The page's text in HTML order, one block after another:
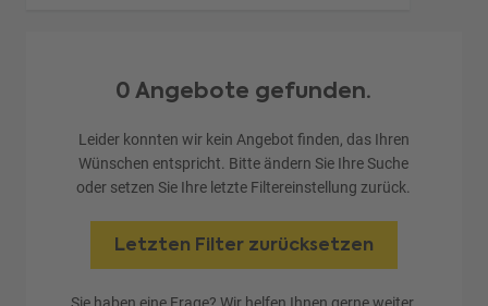
0 Angebote gefunden.
Leider konnten wir kein Angebot finden, das Ihren
Wünschen entspricht. Bitte ändern Sie Ihre Suche
oder setzen Sie Ihre letzte Filtereinstellung zurück.
Letzten Filter zurücksetzen